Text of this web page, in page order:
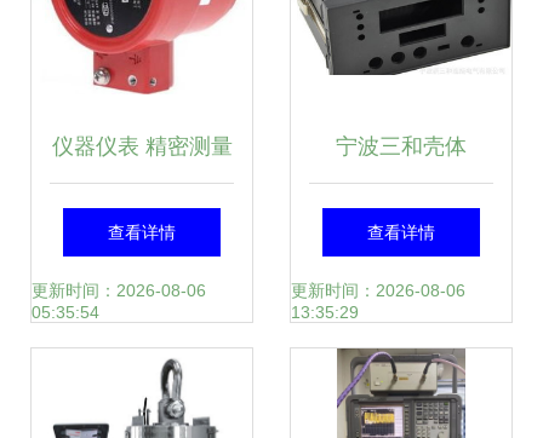
仪器仪表 精密测量
背后的智慧与力量
查看详情
更新时间：2026-08-06
05:35:54
宁波三和壳体
8157（单排）仪器
仪表外壳 精密防护
与实用设计的完美
查看详情
更新时间：2026-08-06
13:35:29